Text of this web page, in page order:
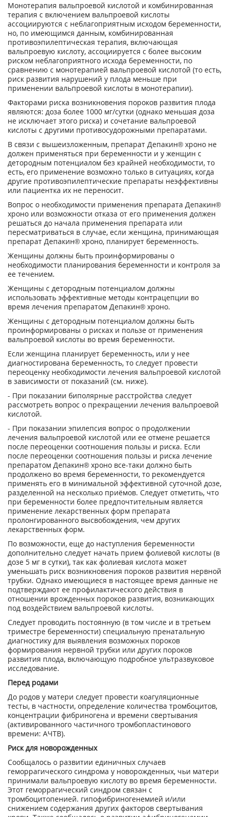
Монотерапия вальпроевой кислотой и комбинированная
терапия с включением вальпроевой кислоты
ассоциируются с неблагоприятным исходом беременности,
но, по имеющимся данным, комбинированная
противоэпилептическая терапия, включающая
вальпроевую кислоту, ассоциируется с более высоким
риском неблагоприятного исхода беременности, по
сравнению с монотерапией вальпроевой кислотой (то есть,
риск развития нарушений у плода меньше при
применении вальпроевой кислоты в монотерапии).
Факторами риска возникновения пороков развития плода
являются: доза более 1000 мг/сутки (однако меньшая доза
не исключает этого риска) и сочетание вальпроевой
кислоты с другими противосудорожными препаратами.
В связи с вышеизложенным, препарат Депакин® хроно не
должен применяться при беременности и у женщин с
детородным потенциалом без крайней необходимости, то
есть, его применение возможно только в ситуациях, когда
другие противоэпилептические препараты неэффективны
или пациентка их не переносит.
Вопрос о необходимости применения препарата Депакин®
хроно или возможности отказа от его применения должен
решаться до начала применения препарата или
пересматриваться в случае, если женщина, принимающая
препарат Депакин® хроно, планирует беременность.
Женщины должны быть проинформированы о
необходимости планирования беременности и контроля за
ее течением.
Женщины с детородным потенциалом должны
использовать эффективные методы контрацепции во
время лечения препаратом Депакин® хроно.
Женщины с детородным потенциалом должны быть
проинформированы о рисках и пользе от применения
вальпроевой кислоты во время беременности.
Если женщина планирует беременность, или у нее
диагностирована беременность, то следует провести
переоценку необходимости лечения вальпроевой кислотой
в зависимости от показаний (см. ниже).
- При показании биполярные расстройства следует
рассмотреть вопрос о прекращении лечения вальпроевой
кислотой.
- При показании эпилепсия вопрос о продолжении
лечения вальпроевой кислотой или ее отмене решается
после переоценки соотношения пользы и риска. Если
после переоценки соотношения пользы и риска лечение
препаратом Депакин® хроно все-таки должно быть
продолжено во время беременности, то рекомендуется
применять его в минимальной эффективной суточной дозе,
разделенной на несколько приёмов. Следует отметить, что
при беременности более предпочтительным является
применение лекарственных форм препарата
пролонгированного высвобождения, чем других
лекарственных форм.
По возможности, еще до наступления беременности
дополнительно следует начать прием фолиевой кислоты (в
дозе 5 мг в сутки), так как фолиевая кислота может
уменьшать риск возникновения пороков развития нервной
трубки. Однако имеющиеся в настоящее время данные не
подтверждают ее профилактического действия в
отношении врожденных пороков развития, возникающих
под воздействием вальпроевой кислоты.
Следует проводить постоянную (в том числе и в третьем
триместре беременности) специальную пренатальную
диагностику для выявления возможных пороков
формирования нервной трубки или других пороков
развития плода, включающую подробное ультразвуковое
исследование.
Перед родами
До родов у матери следует провести коагуляционные
тесты, в частности, определение количества тромбоцитов,
концентрации фибриногена и времени свертывания
(активированного частичного тромбопластинового
времени: АЧТВ).
Риск для новорожденных
Сообщалось о развитии единичных случаев
геморрагического синдрома у новорожденных, чьи матери
принимали вальпроевую кислоту во время беременности.
Этот геморрагический синдром связан с
тромбоцитопенией. гипофибриногенемией и/или
снижением содержания других факторов свертывания